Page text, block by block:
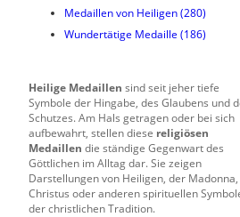
Medaillen von Heiligen(280)
Wundertätige Medaille (186)
Heilige Medaillen sind seit jeher tiefe
Symbole der Hingabe, des Glaubens und
Schutzes. Am Hals getragen oder bei sich
aufbewahrt, stellen diese religiösen
Medaillen die ständige Gegenwart des
Göttlichen im Alltag dar. Sie zeigen
Darstellungen von Heiligen, der Madonna,
Christus oder anderen spirituellen
der christlichen Tradition.